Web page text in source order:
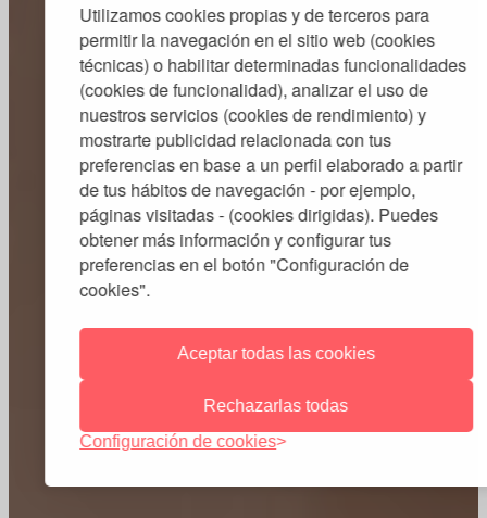
Utilizamos cookies propias y de terceros para
permitir la navegación en el sitio web (cookies
técnicas) o habilitar determinadas funcionalidades
(cookies de funcionalidad), analizar el uso de
nuestros servicios (cookies de rendimiento) y
mostrarte publicidad relacionada con tus
preferencias en base a un perfil elaborado a partir
de tus hábitos de navegación - por ejemplo,
páginas visitadas - (cookies dirigidas). Puedes
obtener más información y configurar tus
preferencias en el botón "Configuración de
cookies".
Aceptar todas las cookies
Rechazarlas todas
Configuración de cookies